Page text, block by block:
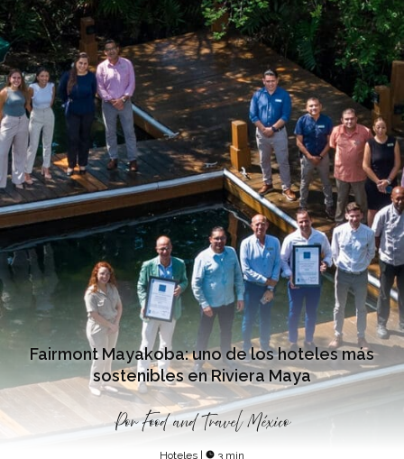
Fairmont Mayakoba: uno de los hoteles más
sostenibles en Riviera Maya
PorFood and Travel México
Hoteles | 3 min